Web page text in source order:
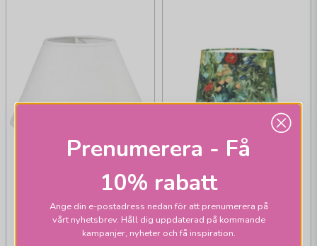
PR HOME PR HOME
Prenumerera - Få
10% rabatt
Ange din e-postadress nedan för att prenumerera på
vårt nyhetsbrev. Håll dig uppdaterad på kommande
kampanjer, nyheter och få inspiration.